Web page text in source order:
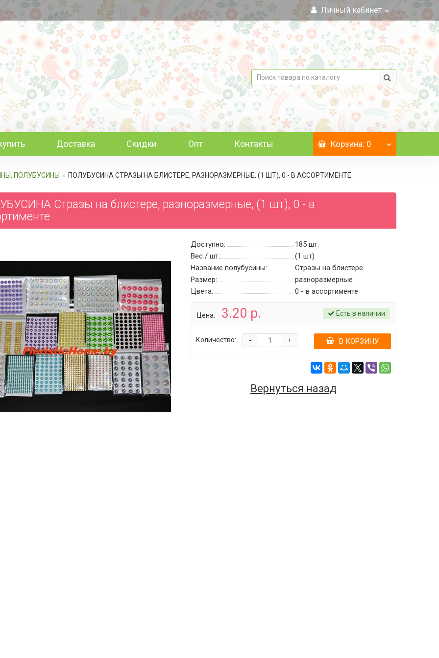
Личный кабинет
Доставка Скидки Опт Контакты Корзина: 0
ПОЛУБУСИНЫ ПОЛУБУСИНА СТРАЗЫ НА БЛИСТЕРЕ, РАЗНОРАЗМЕРНЫЕ, (1 ШТ), 0 - В АССОРТИМЕНТЕ
Стразы на блистере, разноразмерные, (1 шт), 0 - в
Доступно: 185 шт.
Вес / шт.:
(1 шт)
Название полубусины:
Стразы на блистере
Размер:
разноразмерные
Цвета:
0 - в ассортименте
Цена: 3.20 р. Есть в наличии
Количество: +
- В КОРЗИНУ
Вернуться назад